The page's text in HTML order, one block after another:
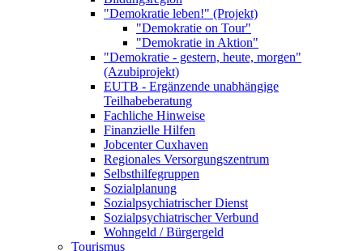
"Demokratie leben!" (Projekt)
"Demokratie on Tour"
"Demokratie in Aktion"
"Demokratie - gestern, heute, morgen"
(Azubiprojekt)
EUTB - Ergänzende unabhängige
Teilhabeberatung
Fachliche Hinweise
Finanzielle Hilfen
Jobcenter Cuxhaven
Regionales Versorgungszentrum
Selbsthilfegruppen
Sozialplanung
Sozialpsychiatrischer Dienst
Sozialpsychiatrischer Verbund
Wohngeld / Bürgergeld
Tourismus